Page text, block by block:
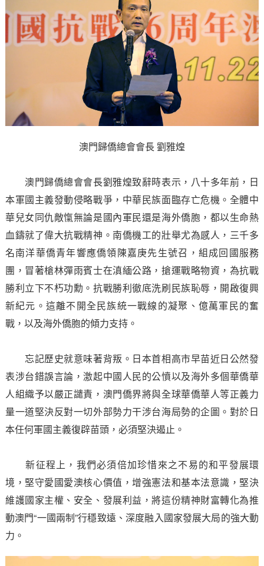
澳門歸僑總會會長 劉雅煌
澳門歸僑總會會長劉雅煌致辭時表示，八十多年前，日
本軍國主義發動侵略戰爭，中華民族面臨存亡危機。全體中
華兒女同仇敵愾無論是國內軍民還是海外僑胞，都以生命熱
血鑄就了偉大抗戰精神。南僑機工的壯舉尤為感人，三千多
名南洋華僑青年響應僑領陳嘉庚先生號召，組成回國服務
團，冒著槍林彈雨賓士在滇緬公路，搶運戰略物資，為抗戰
勝利立下不朽功勳。抗戰勝利徹底洗刷民族恥辱，開啟復興
新紀元。這離不開全民族統一戰線的凝聚、億萬軍民的奮
戰，以及海外僑胞的傾力支持。
忘記歷史就意味著背叛。日本首相高市早苗近日公然發
表涉台錯誤言論，激起中國人民的公憤以及海外多個華僑華
人組織予以嚴正譴責，澳門僑界將與全球華僑華人等正義力
量一道堅決反對一切外部勢力干涉台海局勢的企圖。對於日
本任何軍國主義復辟苗頭，必須堅決遏止。
新征程上，我們必須倍加珍惜來之不易的和平發展環
境，堅守愛國愛澳核心價值，增強憲法和基本法意識，堅決
維護國家主權、安全、發展利益，將這份精神財富轉化為推
動澳門“一國兩制”行穩致遠、深度融入國家發展大局的強大動
力。